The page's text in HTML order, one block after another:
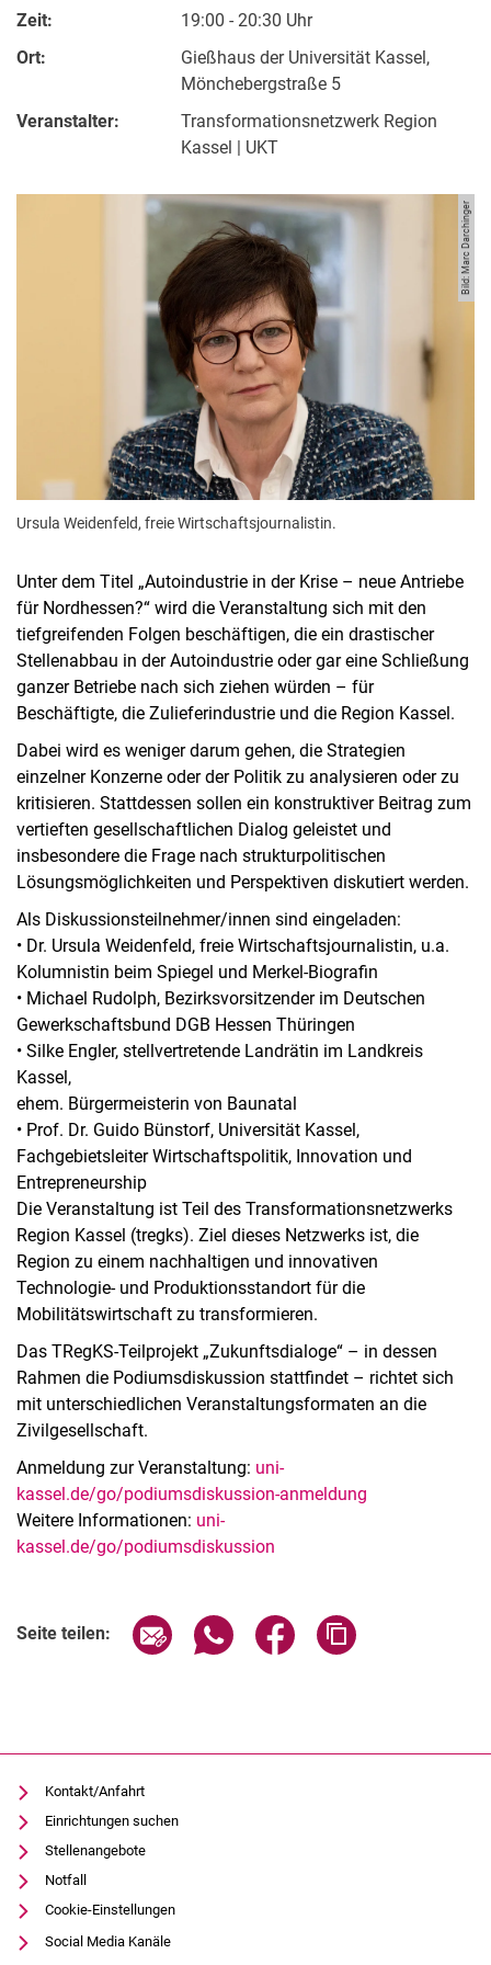
Zeit:
19:00 - 20:30 Uhr
Ort:
Gießhaus der Universität Kassel,
Mönchebergstraße 5
Veranstalter:
Transformationsnetzwerk Region
Kassel | UKT
Bild: Marc Darchinger
Ursula Weidenfeld, freie Wirtschaftsjournalistin.
Unter dem Titel „Autoindustrie in der Krise – neue Antriebe
für Nordhessen?“ wird die Veranstaltung sich mit den
tiefgreifenden Folgen beschäftigen, die ein drastischer
Stellenabbau in der Autoindustrie oder gar eine Schließung
ganzer Betriebe nach sich ziehen würden – für
Beschäftigte, die Zulieferindustrie und die Region Kassel.
Dabei wird es weniger darum gehen, die Strategien
einzelner Konzerne oder der Politik zu analysieren oder zu
kritisieren. Stattdessen sollen ein konstruktiver Beitrag zum
vertieften gesellschaftlichen Dialog geleistet und
insbesondere die Frage nach strukturpolitischen
Lösungsmöglichkeiten und Perspektiven diskutiert werden.
Als Diskussionsteilnehmer/innen sind eingeladen:
• Dr. Ursula Weidenfeld, freie Wirtschaftsjournalistin, u.a.
Kolumnistin beim Spiegel und Merkel-Biografin
• Michael Rudolph, Bezirksvorsitzender im Deutschen
Gewerkschaftsbund DGB Hessen Thüringen
• Silke Engler, stellvertretende Landrätin im Landkreis
Kassel,
ehem. Bürgermeisterin von Baunatal
• Prof. Dr. Guido Bünstorf, Universität Kassel,
Fachgebietsleiter Wirtschaftspolitik, Innovation und
Entrepreneurship
Die Veranstaltung ist Teil des Transformationsnetzwerks
Region Kassel (tregks). Ziel dieses Netzwerks ist, die
Region zu einem nachhaltigen und innovativen
Technologie- und Produktionsstandort für die
Mobilitätswirtschaft zu transformieren.
Das TRegKS-Teilprojekt „Zukunftsdialoge“ – in dessen
Rahmen die Podiumsdiskussion stattfindet – richtet sich
mit unterschiedlichen Veranstaltungsformaten an die
Zivilgesellschaft.
Anmeldung zur Veranstaltung: uni-
kassel.de/go/podiumsdiskussion-anmeldung
Weitere Informationen: uni-
kassel.de/go/podiumsdiskussion
Seite teilen: Seite über E-Mail teilen
Seite über WhatsApp teilen
Seite über Facebook
Kontakt/Anfahrt
Einrichtungen suchen
Stellenangebote
Notfall
Cookie-Einstellungen
Social Media Kanäle